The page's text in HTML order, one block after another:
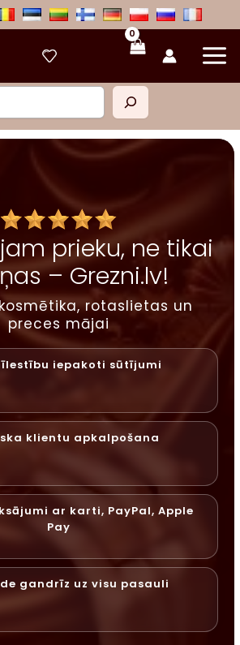
prieku, ne tikai
– Grezni.lv!
rotaslietas un
preces mājai
iepakoti sūtījumi
klientu apkalpošana
ar karti, PayPal, Apple
Pay
gandrīz uz visu pasauli